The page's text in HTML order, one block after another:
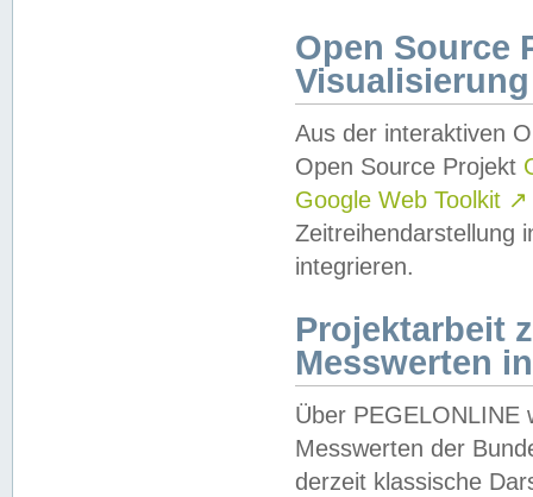
Open Source
Visualisierung
Aus der interaktiven
Open Source Projekt
Google Web Toolkit ↗
Zeitreihendarstellung
integrieren.
Projektarbeit
Messwerten
Über PEGELONLINE
Messwerten der
derzeit klassische